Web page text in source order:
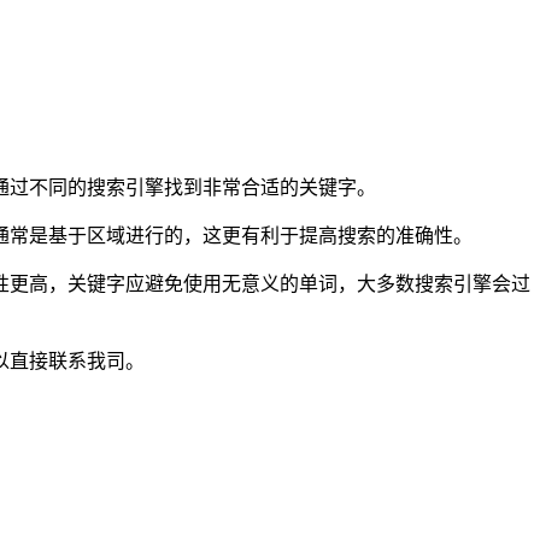
同的搜索引擎找到非常合适的关键字。
基于区域进行的，这更有利于提高搜索的准确性。
高，关键字应避免使用无意义的单词，大多数搜索引擎会过
接联系我司。